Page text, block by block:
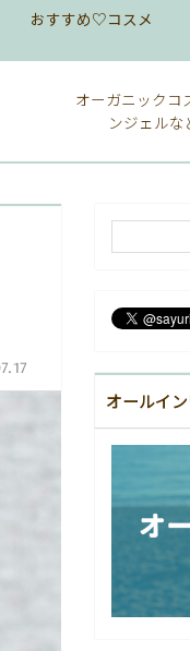
おすすめ♡コスメ
オーガニックコ
ンジェルな
オールイ